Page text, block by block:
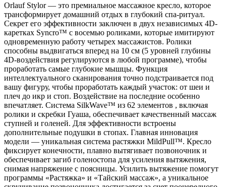
Orlauf Stylor — это премиальное массажное кресло, которое
трансформирует домашний отдых в глубокий спа-ритуал.
Секрет его эффективности заключен в двух независимых 4D-
каретках Syncro™ с восемью роликами, которые имитируют
одновременную работу четырех массажистов. Ролики
способны выдвигаться вперед на 10 см (5 уровней глубины
4D-воздействия регулируются в любой программе), чтобы
проработать самые глубокие мышцы. Функция
интеллектуального сканирования точно подстраивается под
вашу фигуру, чтобы проработать каждый участок: от шеи и
плеч до икр и стоп. Воздействие на последние особенно
впечатляет. Система SilkWave™ из 62 элементов , включая
ролики и скребки Гуаша, обеспечивает качественный массаж
ступней и голеней. Для эффективности встроены
дополнительные подушки в стопах. Главная инновация
модели — уникальная система растяжки MildPull™. Кресло
фиксирует конечности, плавно вытягивает позвоночник и
обеспечивает загиб голеностопа для усиления вытяжения,
снимая напряжение с поясницы. Усилить вытяжение помогут
программы «Растяжка» и «Тайский массаж», а уникальное